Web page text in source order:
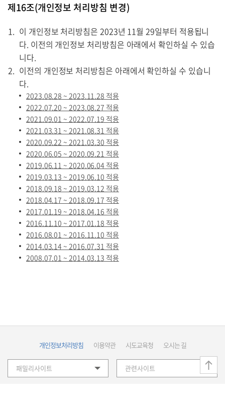
제16조(개인정보 처리방침 변경)
이 개인정보 처리방침은 2023년 11월 29일부터 적용됩니
다. 이전의 개인정보 처리방침은 아래에서 확인하실 수 있습
니다.
이전의 개인정보 처리방침은 아래에서 확인하실 수 있습니
다.
2023.08.28 ~ 2023.11.28 적용
2022.07.20 ~ 2023.08.27 적용
2021.09.01 ~ 2022.07.19 적용
2021.03.31 ~ 2021.08.31 적용
2020.09.22 ~ 2021.03.30 적용
2020.06.05 ~ 2020.09.21 적용
2019.06.11 ~ 2020.06.04 적용
2019.03.13 ~ 2019.06.10 적용
2018.09.18 ~ 2019.03.12 적용
2018.04.17 ~ 2018.09.17 적용
2017.01.19 ~ 2018.04.16 적용
2016.11.10 ~ 2017.01.18 적용
2016.08.01 ~ 2016.11.10 적용
2014.03.14 ~ 2016.07.31 적용
2008.07.01 ~ 2014.03.13 적용
개인정보처리방침 이용약관 시도교육청 오시는 길
패밀리사이트 관련사이트